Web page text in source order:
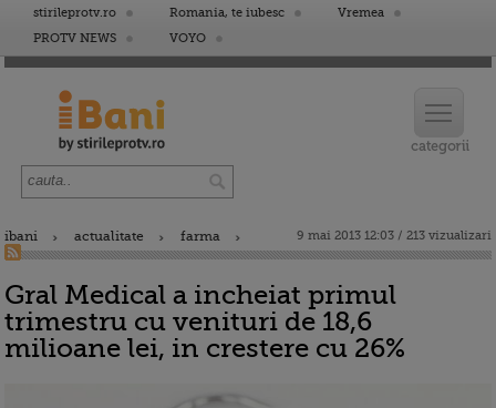
stirileprotv.ro Romania, te iubesc
Vremea
PROTV NEWS
VOYO
ibani actualitate farma 9 mai 2013 12:03 / 213 vizualizari
Gral Medical a incheiat primul
trimestru cu venituri de 18,6
milioane lei, in crestere cu 26%